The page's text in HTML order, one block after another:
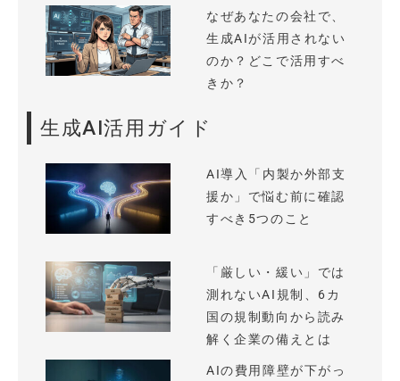
なぜあなたの会社で、
生成AIが活用されない
のか？どこで活用すべ
きか？
生成AI活用ガイド
AI導入「内製か外部支
援か」で悩む前に確認
すべき5つのこと
「厳しい・緩い」では
測れないAI規制、6カ
国の規制動向から読み
解く企業の備えとは
AIの費用障壁が下がっ